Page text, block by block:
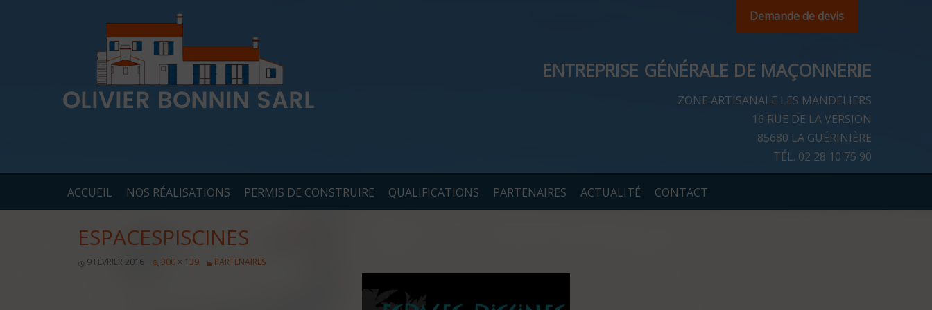
Demande de devis
ENTREPRISE GÉNÉRALE DE MAÇONNERIE
ZONE ARTISANALE LES MANDELIERS
16 RUE DE LA VERSION
85680 LA GUÉRINIÈRE
TÉL. 02 28 10 75 90
ACCUEIL NOS RÉALISATIONS PERMIS DE CONSTRUIRE QUALIFICATIONS PARTENAIRES ACTUALITÉ CONTACT
ESPACESPISCINES
9 FÉVRIER 2016 300 × 139 PARTENAIRES